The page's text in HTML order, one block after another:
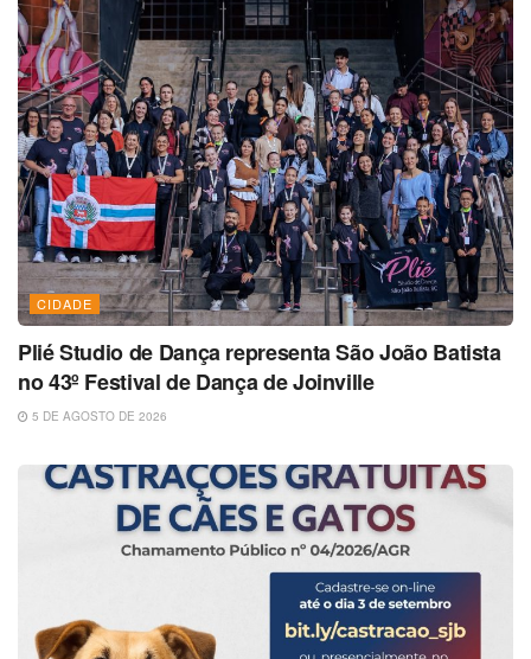
CIDADE
Plié Studio de Dança representa São João Batista
no 43º Festival de Dança de Joinville
5 DE AGOSTO DE 2026